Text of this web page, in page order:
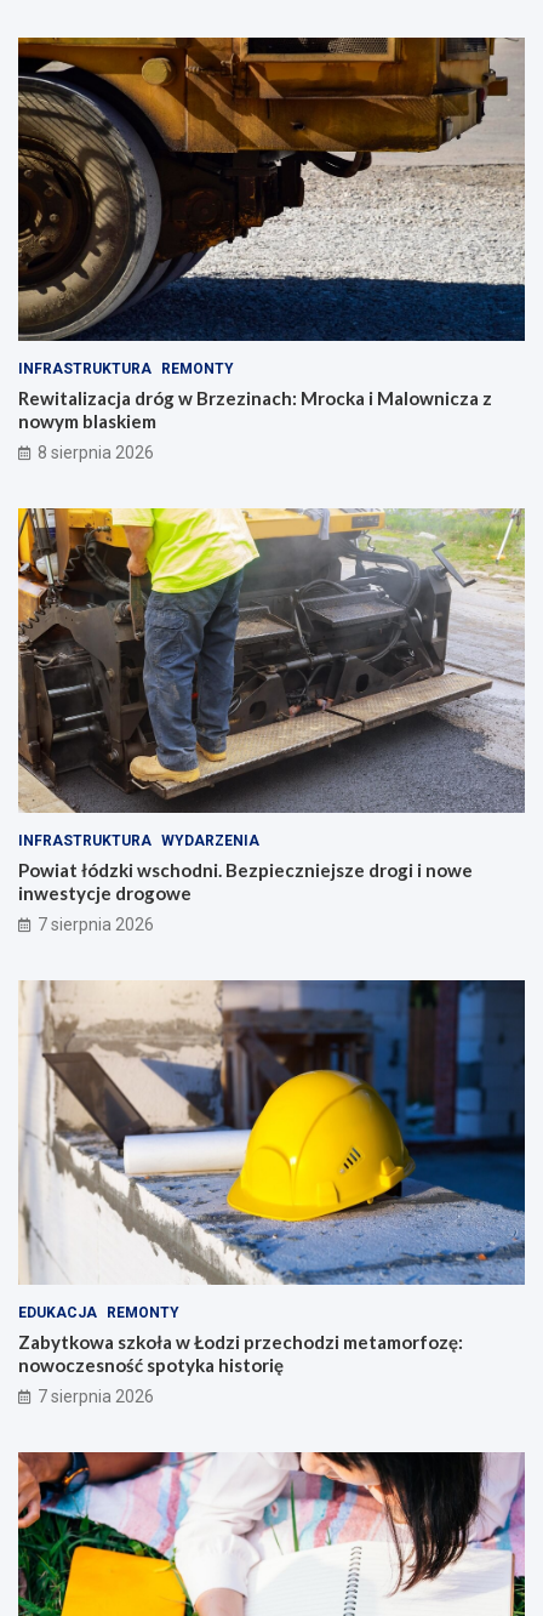
INFRASTRUKTURA REMONTY
Rewitalizacja dróg w Brzezinach: Mrocka i Malownicza z
nowym blaskiem
8 sierpnia 2026
INFRASTRUKTURA WYDARZENIA
Powiat łódzki wschodni. Bezpieczniejsze drogi i nowe
inwestycje drogowe
7 sierpnia 2026
EDUKACJA REMONTY
Zabytkowa szkoła w Łodzi przechodzi metamorfozę:
nowoczesność spotyka historię
7 sierpnia 2026